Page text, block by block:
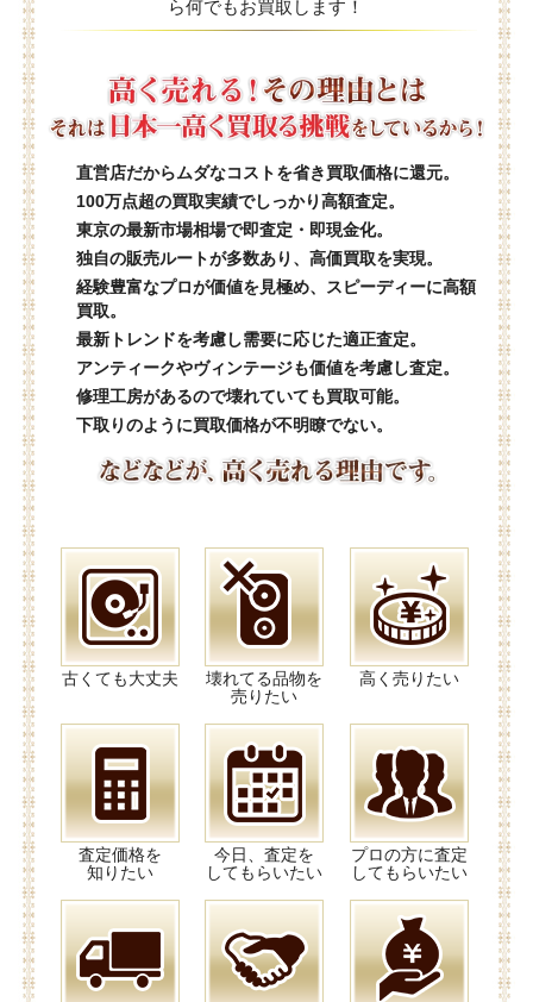
ら何でもお買取します！
直営店だからムダなコストを省き買取価格に還元。
100万点超の買取実績でしっかり高額査定。
東京の最新市場相場で即査定・即現金化。
独自の販売ルートが多数あり、高価買取を実現。
経験豊富なプロが価値を見極め、スピーディーに高額
買取。
最新トレンドを考慮し需要に応じた適正査定。
アンティークやヴィンテージも価値を考慮し査定。
修理工房があるので壊れていても買取可能。
下取りのように買取価格が不明瞭でない。
古くても大丈夫
壊れてる品物を
売りたい
高く売りたい
査定価格を
知りたい
今日、査定を
してもらいたい
プロの方に査定
してもらいたい